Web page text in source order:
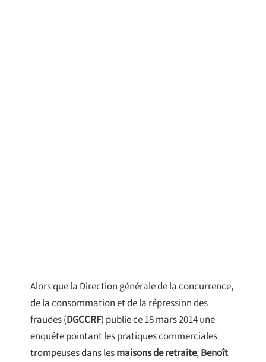
Alors que la Direction générale de la concurrence,
de la consommation et de la répression des
fraudes (DGCCRF) publie ce 18 mars 2014 une
enquête pointant les pratiques commerciales
trompeuses dans lesmaisons de retraite,Benoît